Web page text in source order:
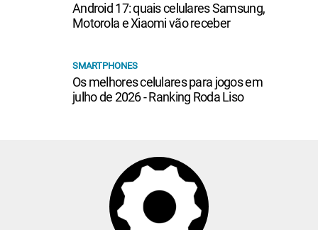
Android 17: quais celulares Samsung,
Motorola e Xiaomi vão receber
SMARTPHONES
Os melhores celulares para jogos em
julho de 2026 - Ranking Roda Liso